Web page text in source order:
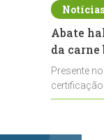
Abate
da
Presente